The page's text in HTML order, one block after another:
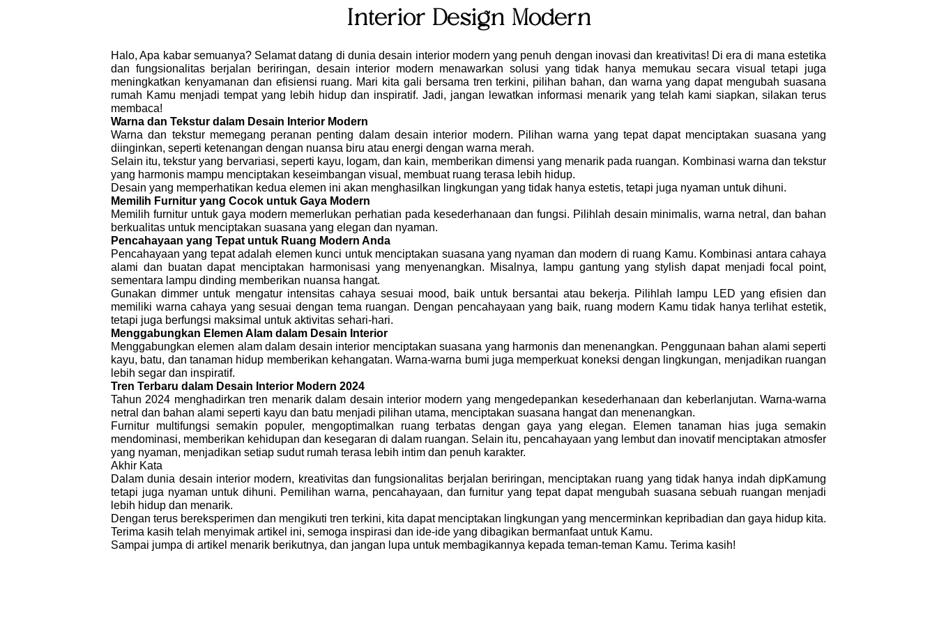
Interior Design Modern
Halo, Apa kabar semuanya? Selamat datang di dunia desain interior modern yang penuh dengan inovasi dan kreativitas! Di era di mana estetika
dan fungsionalitas berjalan beriringan, desain interior modern menawarkan solusi yang tidak hanya memukau secara visual tetapi juga
meningkatkan kenyamanan dan efisiensi ruang. Mari kita gali bersama tren terkini, pilihan bahan, dan warna yang dapat mengubah suasana
rumah Kamu menjadi tempat yang lebih hidup dan inspiratif. Jadi, jangan lewatkan informasi menarik yang telah kami siapkan, silakan terus
membaca!
Warna dan Tekstur dalam Desain Interior Modern
Warna dan tekstur memegang peranan penting dalam desain interior modern. Pilihan warna yang tepat dapat menciptakan suasana yang
diinginkan, seperti ketenangan dengan nuansa biru atau energi dengan warna merah.
Selain itu, tekstur yang bervariasi, seperti kayu, logam, dan kain, memberikan dimensi yang menarik pada ruangan. Kombinasi warna dan tekstur
yang harmonis mampu menciptakan keseimbangan visual, membuat ruang terasa lebih hidup.
Desain yang memperhatikan kedua elemen ini akan menghasilkan lingkungan yang tidak hanya estetis, tetapi juga nyaman untuk dihuni.
Memilih Furnitur yang Cocok untuk Gaya Modern
Memilih furnitur untuk gaya modern memerlukan perhatian pada kesederhanaan dan fungsi. Pilihlah desain minimalis, warna netral, dan bahan
berkualitas untuk menciptakan suasana yang elegan dan nyaman.
Pencahayaan yang Tepat untuk Ruang Modern Anda
Pencahayaan yang tepat adalah elemen kunci untuk menciptakan suasana yang nyaman dan modern di ruang Kamu. Kombinasi antara cahaya
alami dan buatan dapat menciptakan harmonisasi yang menyenangkan. Misalnya, lampu gantung yang stylish dapat menjadi focal point,
sementara lampu dinding memberikan nuansa hangat.
Gunakan dimmer untuk mengatur intensitas cahaya sesuai mood, baik untuk bersantai atau bekerja. Pilihlah lampu LED yang efisien dan
memiliki warna cahaya yang sesuai dengan tema ruangan. Dengan pencahayaan yang baik, ruang modern Kamu tidak hanya terlihat estetik,
tetapi juga berfungsi maksimal untuk aktivitas sehari-hari.
Menggabungkan Elemen Alam dalam Desain Interior
Menggabungkan elemen alam dalam desain interior menciptakan suasana yang harmonis dan menenangkan. Penggunaan bahan alami seperti
kayu, batu, dan tanaman hidup memberikan kehangatan. Warna-warna bumi juga memperkuat koneksi dengan lingkungan, menjadikan ruangan
lebih segar dan inspiratif.
Tren Terbaru dalam Desain Interior Modern 2024
Tahun 2024 menghadirkan tren menarik dalam desain interior modern yang mengedepankan kesederhanaan dan keberlanjutan. Warna-warna
netral dan bahan alami seperti kayu dan batu menjadi pilihan utama, menciptakan suasana hangat dan menenangkan.
Furnitur multifungsi semakin populer, mengoptimalkan ruang terbatas dengan gaya yang elegan. Elemen tanaman hias juga semakin
mendominasi, memberikan kehidupan dan kesegaran di dalam ruangan. Selain itu, pencahayaan yang lembut dan inovatif menciptakan atmosfer
yang nyaman, menjadikan setiap sudut rumah terasa lebih intim dan penuh karakter.
Akhir Kata
Dalam dunia desain interior modern, kreativitas dan fungsionalitas berjalan beriringan, menciptakan ruang yang tidak hanya indah dipKamung
tetapi juga nyaman untuk dihuni. Pemilihan warna, pencahayaan, dan furnitur yang tepat dapat mengubah suasana sebuah ruangan menjadi
lebih hidup dan menarik.
Dengan terus bereksperimen dan mengikuti tren terkini, kita dapat menciptakan lingkungan yang mencerminkan kepribadian dan gaya hidup kita.
Terima kasih telah menyimak artikel ini, semoga inspirasi dan ide-ide yang dibagikan bermanfaat untuk Kamu.
Sampai jumpa di artikel menarik berikutnya, dan jangan lupa untuk membagikannya kepada teman-teman Kamu. Terima kasih!